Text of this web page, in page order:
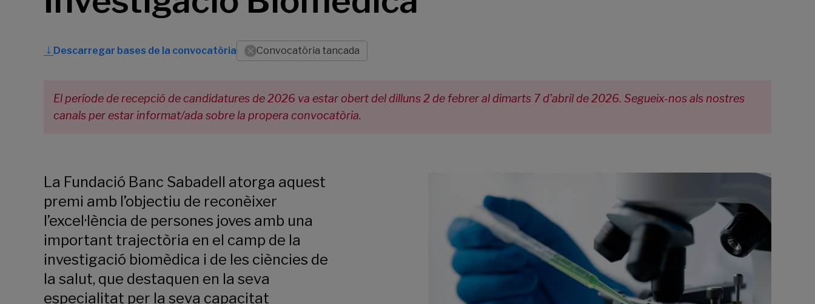
Descarregar bases de la convocatòria Convocatòria tancada
El període de recepció de candidatures de 2026 va estar obert del dilluns 2 de febrer al dimarts 7 d’abril de 2026. Segueix-nos als nostres
canals per estar informat/ada sobre la propera convocatòria.
La Fundació Banc Sabadell atorga aquest
premi amb l’objectiu de reconèixer
l’excel·lència de persones joves amb una
important trajectòria en el camp de la
investigació biomèdica i de les ciències de
la salut, que destaquen en la seva
especialitat per la seva capacitat